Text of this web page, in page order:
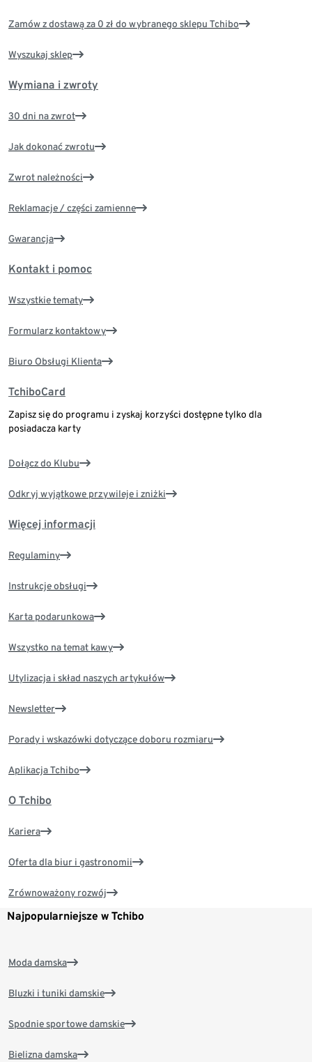
Zamów z dostawą za 0 zł do wybranego sklepu Tchibo
Wyszukaj sklep
Wymiana i zwroty
30 dni na zwrot
Jak dokonać zwrotu
Zwrot należności
Reklamacje / części zamienne
Gwarancja
Kontakt i pomoc
Wszystkie tematy
Formularz kontaktowy
Biuro Obsługi Klienta
TchiboCard
Zapisz się do programu i zyskaj korzyści dostępne tylko dla
posiadacza karty
Dołącz do Klubu
Odkryj wyjątkowe przywileje i zniżki
Więcej informacji
Regulaminy
Instrukcje obsługi
Karta podarunkowa
Wszystko na temat kawy
Utylizacja i skład naszych artykułów
Newsletter
Porady i wskazówki dotyczące doboru rozmiaru
Aplikacja Tchibo
O Tchibo
Kariera
Oferta dla biur i gastronomii
Zrównoważony rozwój
Najpopularniejsze w Tchibo
Moda damska
Bluzki i tuniki damskie
Spodnie sportowe damskie
Bielizna damska